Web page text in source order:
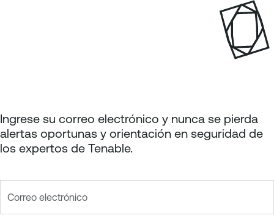
g
n
e
Ingrese su correo electrónico y nunca se pierda
alertas oportunas y orientación en seguridad de
los expertos de Tenable.
Correo electrónico